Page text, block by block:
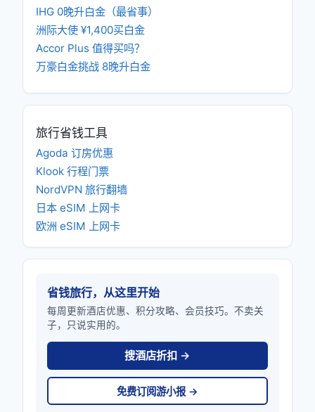
IHG 0晚升白金（最省事）
洲际大使 ¥1,400买白金
Accor Plus 值得买吗？
万豪白金挑战 8晚升白金
旅行省钱工具
Agoda 订房优惠
Klook 行程门票
NordVPN 旅行翻墙
日本 eSIM 上网卡
欧洲 eSIM 上网卡
省钱旅行，从这里开始
每周更新酒店优惠、积分攻略、会员技巧。不卖关
子，只说实用的。
搜酒店折扣 →
免费订阅游小报 →